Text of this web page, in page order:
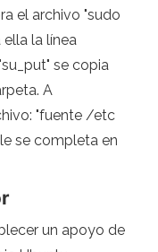
el archivo "sudo
la línea
se copia
A
"fuente /etc
se completa en
un apoyo de